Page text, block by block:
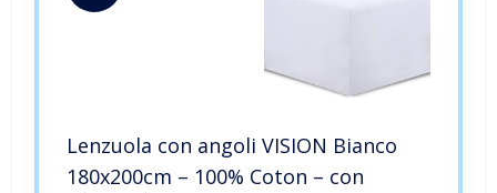
Lenzuola con angoli VISION Bianco
180x200cm – 100% Coton – con